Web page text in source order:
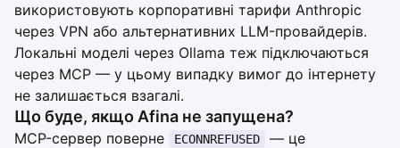
використовують корпоративні тарифи Anthropic
через VPN або альтернативних LLM-провайдерів.
Локальні моделі через Ollama теж підключаються
через MCP — у цьому випадку вимог до інтернету
не залишається взагалі.
Що буде, якщо Afina не запущена?
MCP-сервер поверне ECONNREFUSED
— це